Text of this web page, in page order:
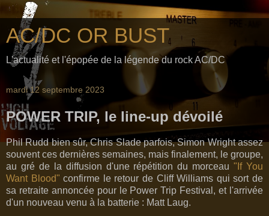
AC/DC OR BUST
L'actualité et l'épopée de la légende du rock AC/DC
mardi 12 septembre 2023
POWER TRIP, le line-up dévoilé
Phil Rudd bien sûr, Chris Slade parfois, Simon Wright assez
souvent ces dernières semaines, mais finalement, le groupe,
au gré de la diffusion d'une répétition du morceau"If You
Want Blood" confirme le retour de Cliff Williams qui sort de
sa retraite annoncée pour le Power Trip Festival, et l'arrivée
d'un nouveau venu à la batterie : Matt Laug.